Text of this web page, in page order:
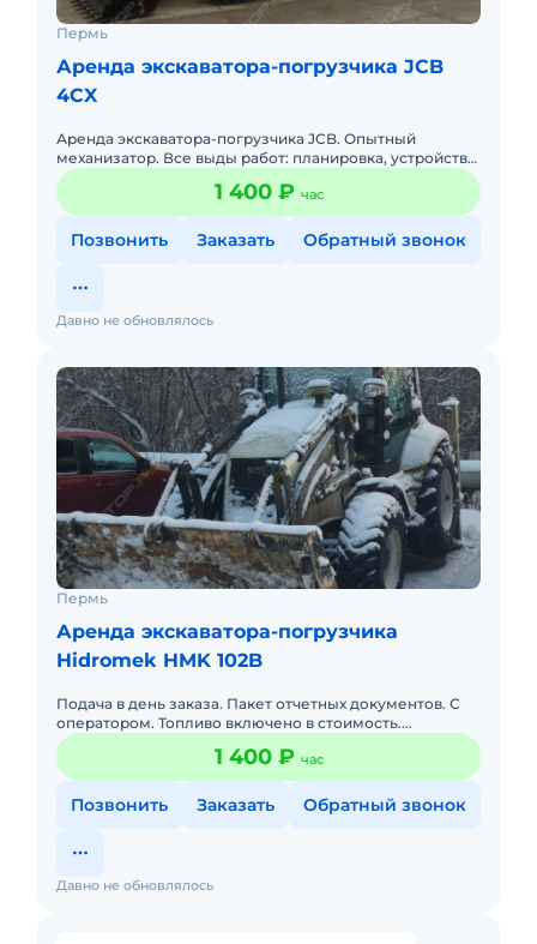
Пермь
Аренда экскаватора-погрузчика JCB
4CX
Аренда экскаватора-погрузчика JCB. Опытный
механизатор. Все выды работ: планировка, устройство
котлованов, демонтаж, погрузка и вывоз
строительного мусора, уб1 400 ₽ час
Позвонить Заказать Обратный звонок
Давно не обновлялось
Пермь
Аренда экскаватора-погрузчика
Hidromek HMK 102B
Подача в день заказа. Пакет отчетных документов. С
оператором. Топливо включено в стоимость.
Долгосрочная аренда.
1 400 ₽ час
Позвонить Заказать Обратный звонок
Давно не обновлялось